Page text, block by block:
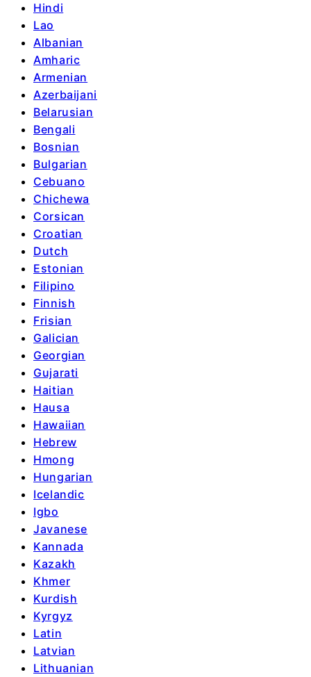
Hindi
Lao
Albanian
Amharic
Armenian
Azerbaijani
Belarusian
Bengali
Bosnian
Bulgarian
Cebuano
Chichewa
Corsican
Croatian
Dutch
Estonian
Filipino
Finnish
Frisian
Galician
Georgian
Gujarati
Haitian
Hausa
Hawaiian
Hebrew
Hmong
Hungarian
Icelandic
Igbo
Javanese
Kannada
Kazakh
Khmer
Kurdish
Kyrgyz
Latin
Latvian
Lithuanian